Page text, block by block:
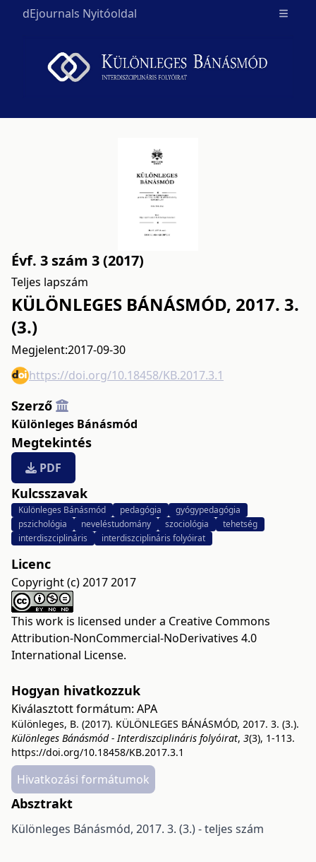
dEjournals Nyitóoldal Open
Évf. 3 szám 3 (2017)
Teljes lapszám
KÜLÖNLEGES BÁNÁSMÓD, 2017. 3.
(3.)
Megjelent:2017-09-30
https://doi.org/10.18458/KB.2017.3.1
Szerző
Különleges Bánásmód
Megtekintés
PDF
Kulcsszavak
Különleges Bánásmód pedagógia
gyógypedagógia
pszichológia
neveléstudomány szociológia
tehetség
interdiszciplináris
interdiszciplináris folyóirat
Licenc
Copyright (c) 2017 2017
This work is licensed under a Creative Commons
Attribution-NonCommercial-NoDerivatives 4.0
International License.
Hogyan hivatkozzuk
Kiválasztott formátum: APA
Különleges, B. (2017). KÜLÖNLEGES BÁNÁSMÓD, 2017. 3. (3.).
Különleges Bánásmód - Interdiszciplináris folyóirat, 3(3), 1-113.
https://doi.org/10.18458/KB.2017.3.1
Hivatkozási formátumok
Absztrakt
Különleges Bánásmód, 2017. 3. (3.) - teljes szám